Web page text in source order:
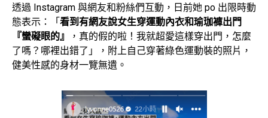
透過 Instagram 與網友和粉絲們互動，日前她 po 出限時動
態表示：「 看到有網友說女生穿運動內衣和瑜珈褲出門
『蠻礙眼的』
，真的假的啦！我就超愛這樣穿出門，怎麼
了嗎？哪裡出錯了」，附上自己穿著綠色運動裝的照片，
健美性感的身材一覽無遺。